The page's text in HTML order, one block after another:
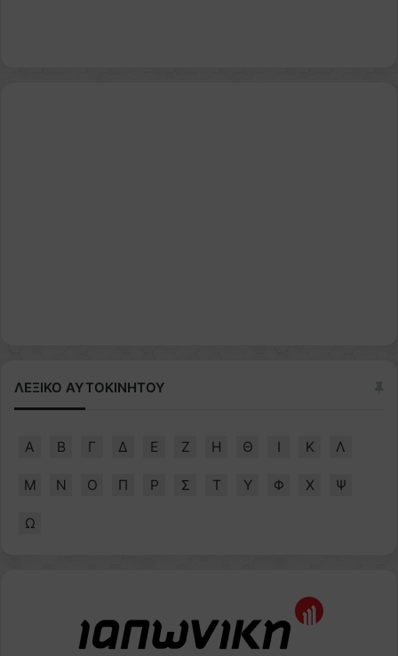
ΛΕΞΙΚΟ ΑΥΤΟΚΙΝΗΤΟΥ
Α Β Γ Δ Ε Ζ Η Θ Ι Κ Λ
Μ Ν Ο Π Ρ Σ Τ Υ Φ Χ Ψ
Ω